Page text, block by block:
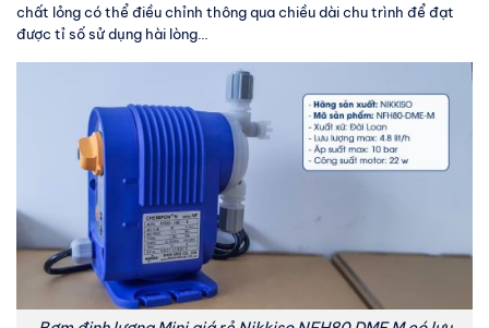
chất lỏng có thể điều chỉnh thông qua chiều dài chu trình để đạt
được tỉ số sử dụng hài lòng…